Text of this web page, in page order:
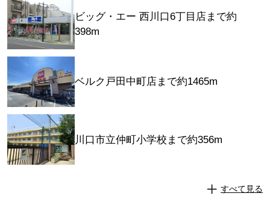
ビッグ・エー 西川口6丁目店まで約
398m
ベルク戸田中町店まで約1465m
川口市立仲町小学校まで約356m
すべて見る